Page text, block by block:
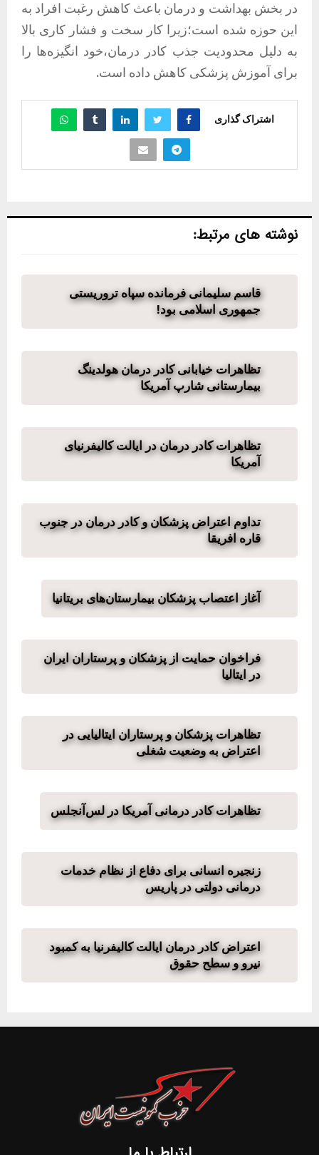
در بخش بهداشت و درمان باعث کاهش رغبت افراد به
این حوزه شده است؛زیرا کار سخت و فشار کاری بالا
به دلیل محدودیت جذب کادر درمان،خود انگیزه‌ها را
برای آموزش پزشکی کاهش داده است.
اشتراک گذاری
نوشته های مرتبط:
قاسم سلیمانی فرمانده سپاه تروریستی
جمهوری اسلامی بود!
تظاهرات خیابانی کادر درمان هولدینگ
بیمارستانی شارپ آمریکا
تظاهرات کادر درمان در ایالت کالیفرنیای
آمریکا
تداوم اعتراض پزشکان و کادر درمان در جنوب
قاره افریقا
آغاز اعتصاب پزشکان بیمارستان‌های بریتانیا
فراخوان حمایت از پزشکان و پرستاران ایران
در ایتالیا
تظاهرات پزشکان و پرستاران ایتالیایی در
اعتراض به وضعیت شغلی
تظاهرات کادر درمانی آمریکا در لس‌آنجلس
زنجیره انسانی برای دفاع از نظام خدمات
درمانی دولتی در پاریس
اعتراض کادر درمان ایالت کالیفرنیا به کمبود
نیرو و سطح حقوق